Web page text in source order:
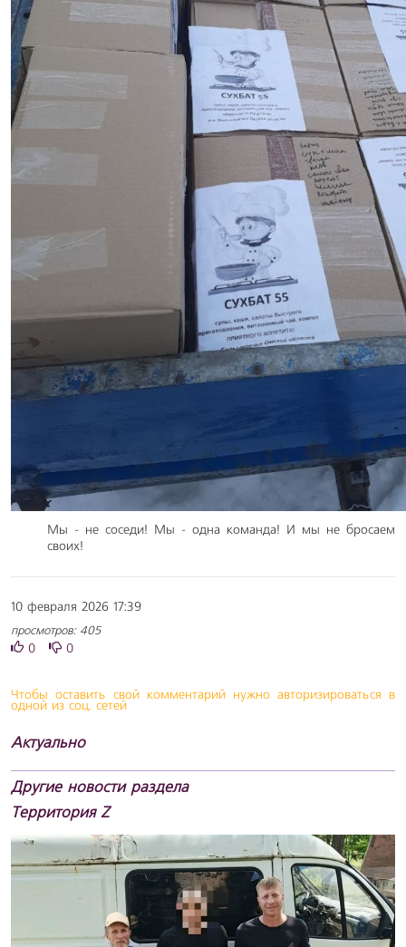
Мы - не соседи! Мы - одна команда! И мы не бросаем
своих!
10 февраля 2026 17:39
просмотров: 405
0 0
Чтобы оставить свой комментарий нужно авторизироваться в
одной из соц. сетей
Актуально
Другие новости раздела
Территория Z